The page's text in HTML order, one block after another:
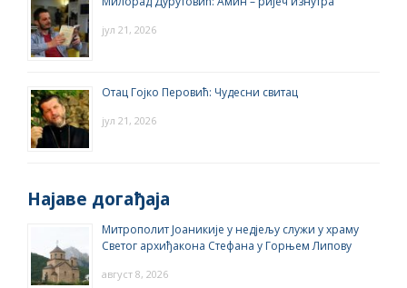
јул 21, 2026
Отац Гојко Перовић: Чудесни свитац
јул 21, 2026
Најаве догађаја
Митрополит Јоаникије у недјељу служи у храму
Светог архиђакона Стефана у Горњем Липову
август 8, 2026